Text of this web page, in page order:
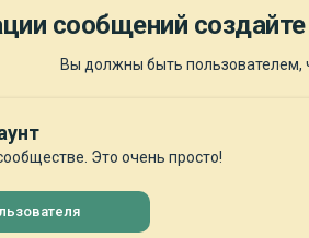
сообщений
Вы должны быть пользователем,
Это очень просто!